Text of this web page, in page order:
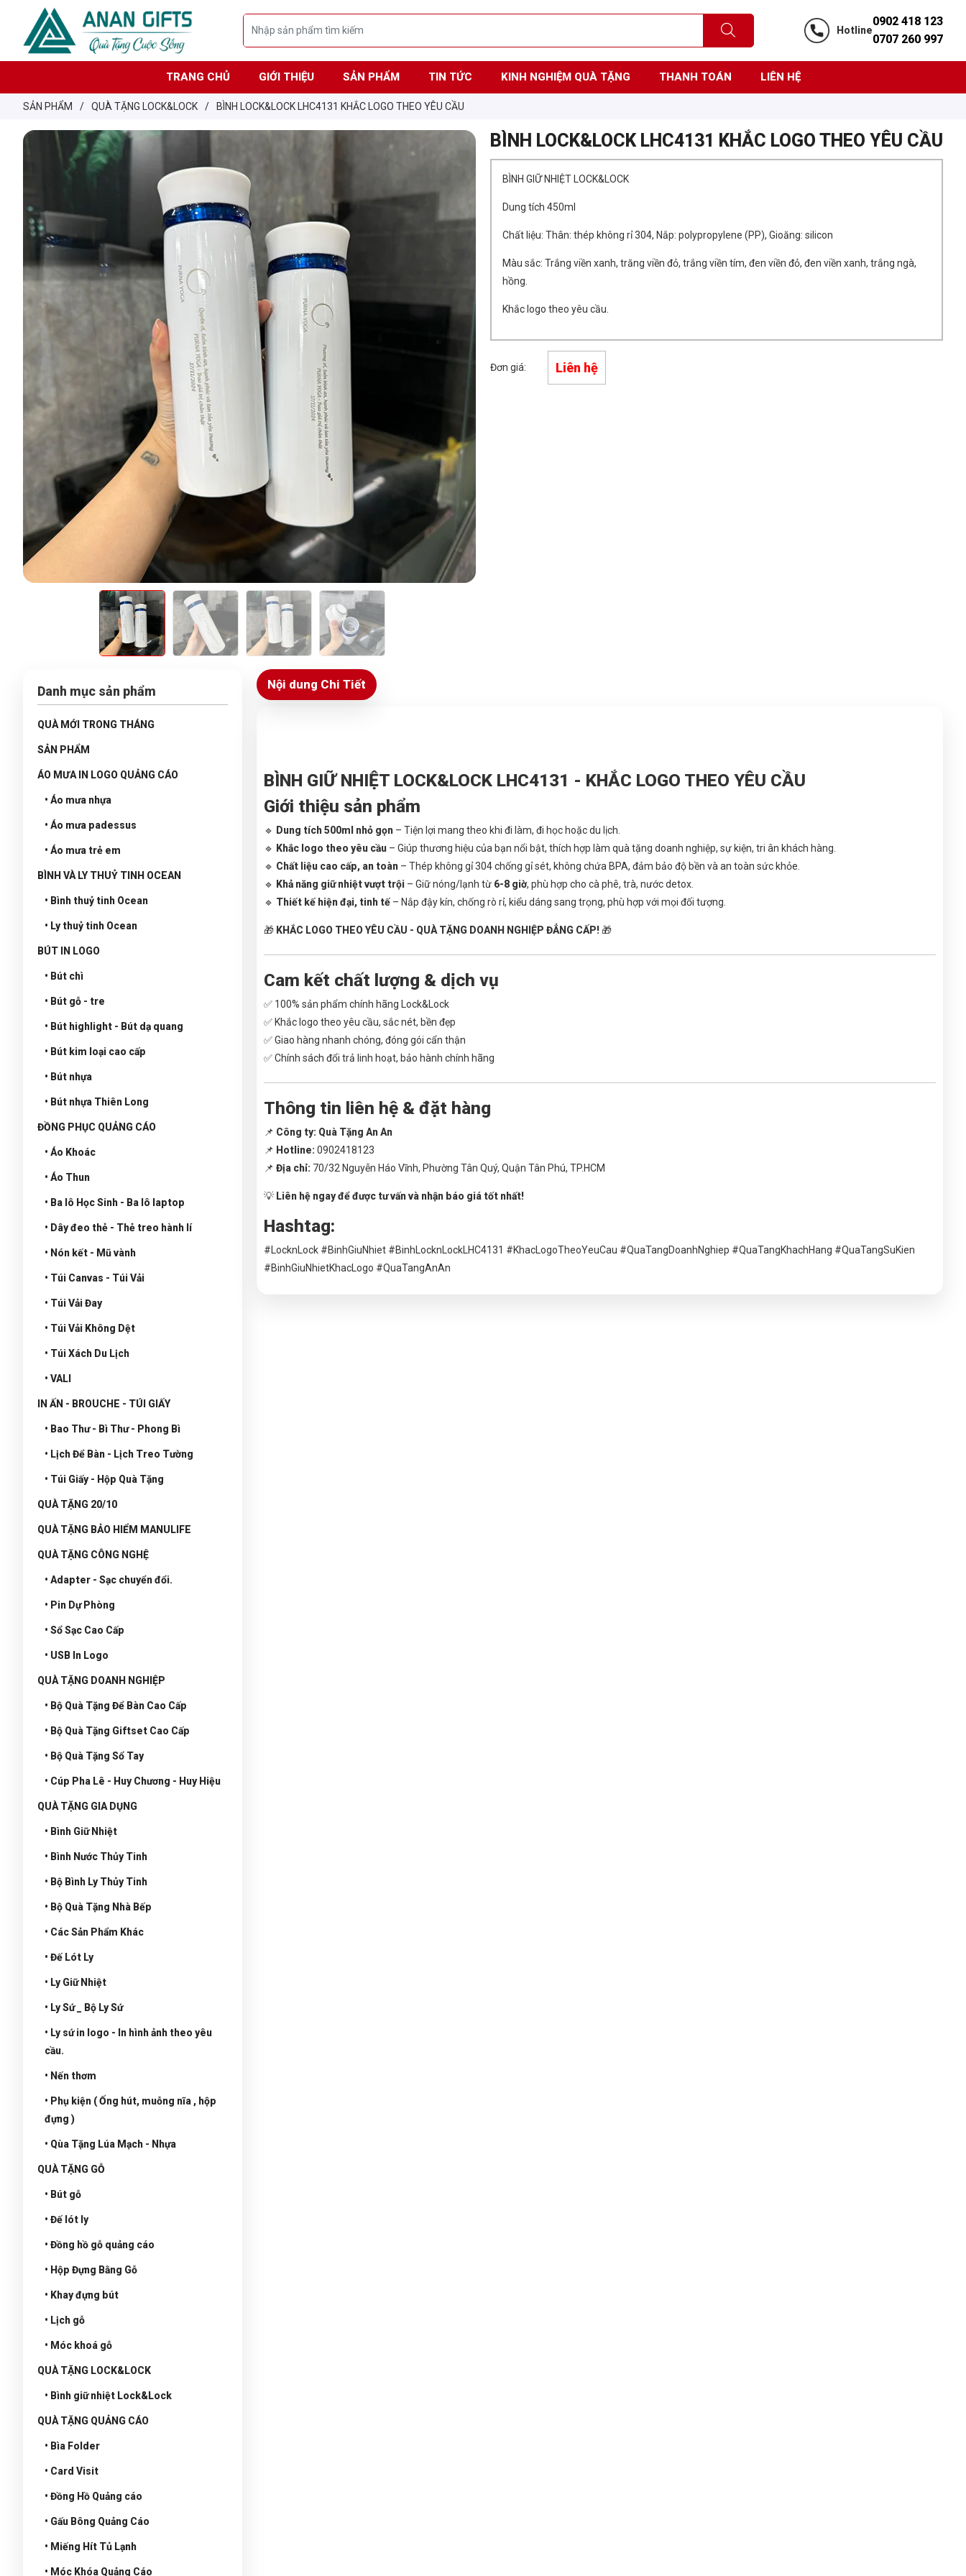
Hotline
0902 418 123
0707 260 997
TRANG CHỦ GIỚI THIỆU SẢN PHẨM TIN TỨC KINH NGHIỆM QUÀ TẶNG THANH TOÁN LIÊN HỆ
SẢN PHẨM / QUÀ TẶNG LOCK&LOCK / BÌNH LOCK&LOCK LHC4131 KHẮC LOGO THEO YÊU CẦU
BÌNH LOCK&LOCK LHC4131 KHẮC LOGO THEO YÊU CẦU
BÌNH GIỮ NHIỆT LOCK&LOCK
Dung tích 450ml
Chất liệu: Thân: thép không rỉ 304, Nắp: polypropylene (PP), Gioăng: silicon
Màu sắc: Trắng viền xanh, trăng viền đỏ, trắng viền tím, đen viền đỏ, đen viền xanh, trắng ngà,
hồng.
Khắc logo theo yêu cầu.
Đơn giá: Liên hệ
Danh mục sản phẩm
QUÀ MỚI TRONG THÁNG
SẢN PHẨM
ÁO MƯA IN LOGO QUẢNG CÁO
• Áo mưa nhựa
• Áo mưa padessus
• Áo mưa trẻ em
BÌNH VÀ LY THUỶ TINH OCEAN
• Bình thuỷ tinh Ocean
• Ly thuỷ tinh Ocean
BÚT IN LOGO
• Bút chì
• Bút gỗ - tre
• Bút highlight - Bút dạ quang
• Bút kim loại cao cấp
• Bút nhựa
• Bút nhựa Thiên Long
ĐỒNG PHỤC QUẢNG CÁO
• Áo Khoác
• Áo Thun
• Ba lô Học Sinh - Ba lô laptop
• Dây đeo thẻ - Thẻ treo hành lí
• Nón kết - Mũ vành
• Túi Canvas - Túi Vải
• Túi Vải Đay
• Túi Vải Không Dệt
• Túi Xách Du Lịch
• VALI
IN ẤN - BROUCHE - TÚI GIẤY
• Bao Thư - Bì Thư - Phong Bì
• Lịch Để Bàn - Lịch Treo Tường
• Túi Giấy - Hộp Quà Tặng
QUÀ TẶNG 20/10
QUÀ TẶNG BẢO HIỂM MANULIFE
QUÀ TẶNG CÔNG NGHỆ
• Adapter - Sạc chuyển đổi.
• Pin Dự Phòng
• Sổ Sạc Cao Cấp
• USB In Logo
QUÀ TẶNG DOANH NGHIỆP
• Bộ Quà Tặng Để Bàn Cao Cấp
• Bộ Quà Tặng Giftset Cao Cấp
• Bộ Quà Tặng Sổ Tay
• Cúp Pha Lê - Huy Chương - Huy Hiệu
QUÀ TẶNG GIA DỤNG
• Bình Giữ Nhiệt
• Bình Nước Thủy Tinh
• Bộ Bình Ly Thủy Tinh
• Bộ Quà Tặng Nhà Bếp
• Các Sản Phẩm Khác
• Đế Lót Ly
• Ly Giữ Nhiệt
• Ly Sứ _ Bộ Ly Sứ
• Ly sứ in logo - In hình ảnh theo yêu
cầu.
• Nến thơm
• Phụ kiện ( Ống hút, muỗng nĩa , hộp
đựng )
• Qùa Tặng Lúa Mạch - Nhựa
QUÀ TẶNG GỖ
• Bút gỗ
• Đế lót ly
• Đồng hồ gỗ quảng cáo
• Hộp Đựng Bằng Gỗ
• Khay đựng bút
• Lịch gỗ
• Móc khoá gỗ
QUÀ TẶNG LOCK&LOCK
• Bình giữ nhiệt Lock&Lock
QUÀ TẶNG QUẢNG CÁO
• Bìa Folder
• Card Visit
• Đồng Hồ Quảng cáo
• Gấu Bông Quảng Cáo
• Miếng Hít Tủ Lạnh
• Móc Khóa Quảng Cáo
Nội dung Chi Tiết
BÌNH GIỮ NHIỆT LOCK&LOCK LHC4131 - KHẮC LOGO THEO YÊU CẦU
Giới thiệu sản phẩm
🔹 Dung tích 500ml nhỏ gọn – Tiện lợi mang theo khi đi làm, đi học hoặc du lịch.
🔹 Khắc logo theo yêu cầu – Giúp thương hiệu của bạn nổi bật, thích hợp làm quà tặng doanh nghiệp, sự kiện, tri ân khách hàng.
🔹 Chất liệu cao cấp, an toàn – Thép không gỉ 304 chống gỉ sét, không chứa BPA, đảm bảo độ bền và an toàn sức khỏe.
🔹 Khả năng giữ nhiệt vượt trội – Giữ nóng/lạnh từ 6-8 giờ, phù hợp cho cà phê, trà, nước detox.
🔹 Thiết kế hiện đại, tinh tế – Nắp đậy kín, chống rò rỉ, kiểu dáng sang trọng, phù hợp với mọi đối tượng.
🎁 KHẮC LOGO THEO YÊU CẦU - QUÀ TẶNG DOANH NGHIỆP ĐẲNG CẤP!🎁
Cam kết chất lượng & dịch vụ
✅ 100% sản phẩm chính hãng Lock&Lock
✅ Khắc logo theo yêu cầu, sắc nét, bền đẹp
✅ Giao hàng nhanh chóng, đóng gói cẩn thận
✅ Chính sách đổi trả linh hoạt, bảo hành chính hãng
Thông tin liên hệ & đặt hàng
📌 Công ty: Quà Tặng An An
📌 Hotline: 0902418123
📌 Địa chỉ: 70/32 Nguyễn Háo Vĩnh, Phường Tân Quý, Quận Tân Phú, TP.HCM
💡 Liên hệ ngay để được tư vấn và nhận báo giá tốt nhất!
Hashtag:
#LocknLock #BinhGiuNhiet #BinhLocknLockLHC4131 #KhacLogoTheoYeuCau #QuaTangDoanhNghiep #QuaTangKhachHang #QuaTangSuKien
#BinhGiuNhietKhacLogo #QuaTangAnAn